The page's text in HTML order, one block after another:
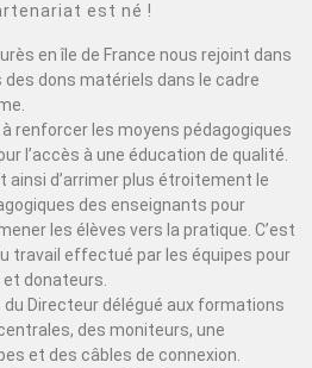
est né !
en île de France nous rejoint dans
dons matériels dans le cadre
renforcer les moyens pédagogiques
l’accès à une éducation de qualité.
ainsi d’arrimer plus étroitement le
des enseignants pour
les élèves vers la pratique. C’est
travail effectué par les équipes pour
donateurs.
du Directeur délégué aux formations
des moniteurs, une
et des câbles de connexion.